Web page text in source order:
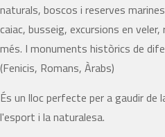
naturals, boscos i reserves
caiac, busseig, excursions en
més. I monuments històrics de
(Fenicis, Romans, Àrabs)
És un lloc perfecte per a gaudir de
l'esport i la naturalesa.